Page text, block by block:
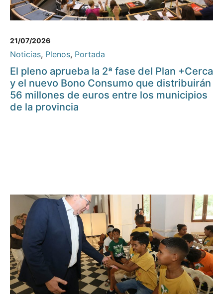
21/07/2026
Noticias, Plenos, Portada
El pleno aprueba la 2ª fase del Plan +Cerca
y el nuevo Bono Consumo que distribuirán
56 millones de euros entre los municipios
de la provincia